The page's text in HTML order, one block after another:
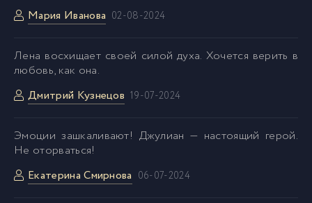
37 037 - Сейчас
38 038 - Сейчас
Мария Иванова 02-08-2024
Лена восхищает своей силой духа. Хочется верить в
любовь, как она.
Дмитрий Кузнецов 19-07-2024
Эмоции зашкаливают! Джулиан — настоящий герой.
Не оторваться!
Екатерина Смирнова 06-07-2024